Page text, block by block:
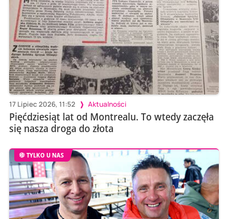
17 Lipiec 2026, 11:52 Aktualności
Pięćdziesiąt lat od Montrealu. To wtedy zaczęła
się nasza droga do złota
TYLKO U NAS